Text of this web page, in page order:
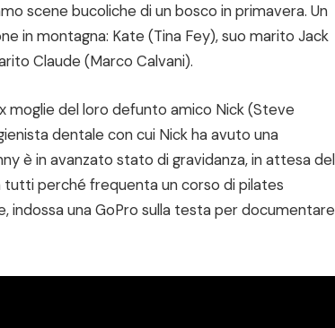
scene bucoliche di un bosco in primavera. Un
in montagna: Kate (Tina Fey), suo marito Jack
Claude (Marco Calvani).
moglie del loro defunto amico Nick (Steve
dentale con cui Nick ha avuto una
è in avanzato stato di gravidanza, in attesa del
tutti perché frequenta un corso di pilates
indossa una GoPro sulla testa per documentare